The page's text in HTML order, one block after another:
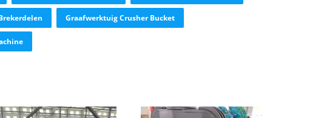
Graafwerktuig Crusher Bucket